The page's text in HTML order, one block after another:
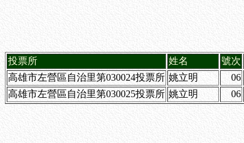
投票所 姓名 號次
高雄市左營區自治里第030024投票所 姚立明 06
高雄市左營區自治里第030025投票所 姚立明 06